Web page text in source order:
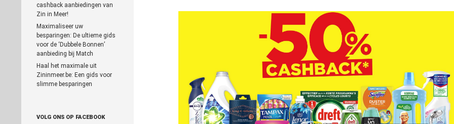
cashback aanbiedingen van
Zin in Meer!
Maximaliseer uw
besparingen: De ultieme gids
voor de ‘Dubbele Bonnen’
aanbieding bij Match
Haal het maximale uit
Zininmeer.be: Een gids voor
slimme besparingen
VOLG ONS OP FACEBOOK